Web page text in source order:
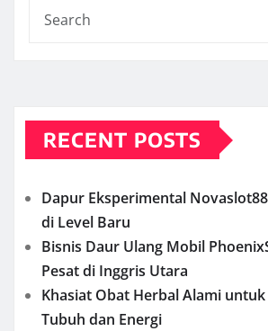
RECENT POSTS
Dapur Eksperimental
di Level Baru
Bisnis Daur Ulang Mobil
Pesat di Inggris Utara
Khasiat Obat Herbal Alami untuk
Tubuh dan Energi